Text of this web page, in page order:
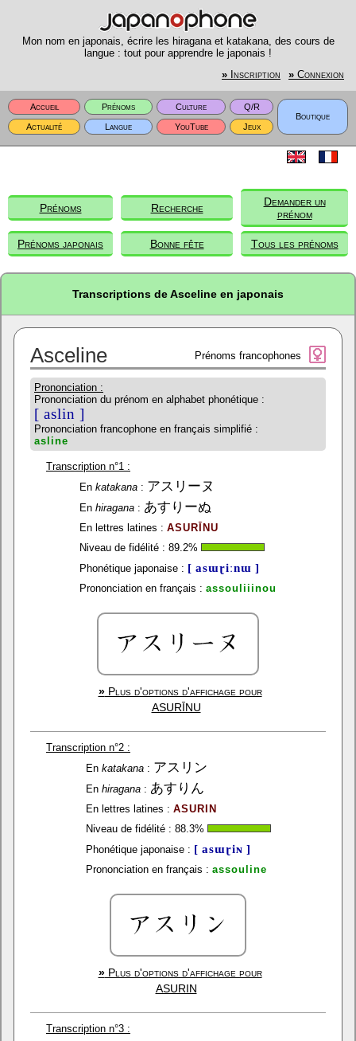
Mon nom en japonais, écrire les hiragana et katakana, des cours de
langue : tout pour apprendre le japonais !
» Inscription » Connexion
Accueil Prénoms Culture
Q/R
Boutique
Actualité
Langue YouTube Jeux
Prénoms Recherche
Demander un
prénom
Prénoms japonais Bonne fête Tous les prénoms
Transcriptions de Asceline en japonais
Asceline Prénoms francophones
Prononciation :
Prononciation du prénom en alphabet phonétique :
[ aslin ]
Prononciation francophone en français simplifié :
asline
Transcription n°1 :
En katakana : アスリーヌ
En hiragana : あすりーぬ
En lettres latines : ASURĪNU
Niveau de fidélité : 89.2%
Phonétique japonaise : [ asɯɽiːnɯ ]
Prononciation en français : assouliiinou
»Plus d'options d'affichage pour
ASURĪNU
Transcription n°2 :
En katakana: アスリン
En hiragana: あすりん
En lettres latines : ASURIN
Niveau de fidélité : 88.3%
Phonétique japonaise : [ asɯɽiɴ ]
Prononciation en français : assouline
»Plus d'options d'affichage pour
ASURIN
Transcription n°3 :